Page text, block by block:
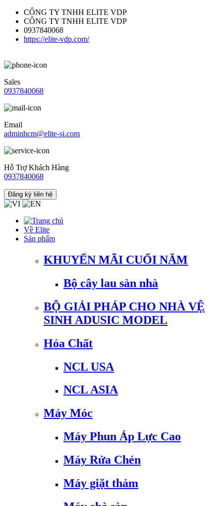
CÔNG TY TNHH ELITE VDP
CÔNG TY TNHH ELITE VDP
0937840068
https://elite-vdp.com/
Sales
0937840068
Email
adminhcm@elite-si.com
Hỗ Trợ Khách Hàng
0937840068
Đăng ký liên hệ
Về Elite
Sản phẩm
KHUYẾN MÃI CUỐI NĂM
Bộ cây lau sàn nhà
BỘ GIẢI PHÁP CHO NHÀ VỆ
SINH ADUSIC MODEL
Hóa Chất
NCL USA
NCL ASIA
Máy Móc
Máy Phun Áp Lực Cao
Máy Rửa Chén
Máy giặt thảm